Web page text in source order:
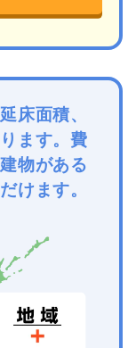
床面積、
ます。費
物がある
けます。